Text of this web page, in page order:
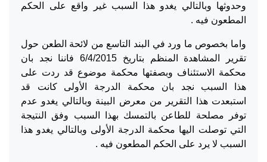
وحدوثها وبالتالي يغدو هذا السبب غير واقع على الحكم
المطعون فيه .
واما بخصوص ما ورد في البند التاسع من لائحة الطعن حول
تقرير المشاهدة المنظم بتاريخ 6/4/2015 فاننا نجد بان
محكمة الاستئناف وبصفتها محكمة موضوع قد ردت على
هذا السبب نجد بان محكمة الدرجة الأولى كانت قد
استبعدت هذا التقرير من معرض البينة وبالتالي يغدو عدم
توفر مصلحة للطاعن بالتمسك بهذا السبب وفق النتيجة
التي توصلت اليها محكمة الدرجة الأولى وبالتالي يغدو هذا
السبب لا يرد على الحكم المطعون فيه .